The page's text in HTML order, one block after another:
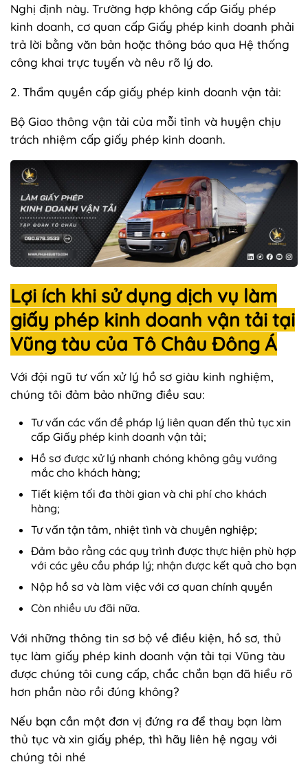
Nghị định này. Trường hợp không cấp Giấy phép
kinh doanh, cơ quan cấp Giấy phép kinh doanh phải
trả lời bằng văn bản hoặc thông báo qua Hệ thống
công khai trực tuyến và nêu rõ lý do.
2. Thẩm quyền cấp giấy phép kinh doanh vận tải:
Bộ Giao thông vận tải của mỗi tỉnh và huyện chịu
trách nhiệm cấp giấy phép kinh doanh.
Lợi ích khi sử dụng dịch vụ làm
giấy phép kinh doanh vận tải tại
Vũng tàu của Tô Châu Đông Á
Với đội ngũ tư vấn xử lý hồ sơ giàu kinh nghiệm,
chúng tôi đảm bảo những điều sau:
Tư vấn các vấn đề pháp lý liên quan đến thủ tục xin
cấp Giấy phép kinh doanh vận tải;
Hồ sơ được xử lý nhanh chóng không gây vướng
mắc cho khách hàng;
Tiết kiệm tối đa thời gian và chi phí cho khách
hàng;
Tư vấn tận tâm, nhiệt tình và chuyên nghiệp;
Đảm bảo rằng các quy trình được thực hiện phù hợp
với các yêu cầu pháp lý; nhận được kết quả cho bạn
Nộp hồ sơ và làm việc với cơ quan chính quyền
Còn nhiều ưu đãi nữa.
Với những thông tin sơ bộ về điều kiện, hồ sơ, thủ
tục làm giấy phép kinh doanh vận tải tại Vũng tàu
được chúng tôi cung cấp, chắc chắn bạn đã hiểu rõ
hơn phần nào rồi đúng không?
Nếu bạn cần một đơn vị đứng ra để thay bạn làm
thủ tục và xin giấy phép, thì hãy liên hệ ngay với
chúng tôi nhé